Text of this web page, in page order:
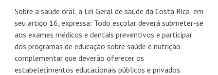
Sobre a saúde oral, a Lei Geral de saúde da Costa Rica, em
seu artigo 16, expressa: Todo escolar deverá submeter-se
aos exames médicos e dentais preventivos e participar
dos programas de educação sobre saúde e nutrição
complementar que deverão oferecer os
estabelecimentos educacionais públicos e privados.